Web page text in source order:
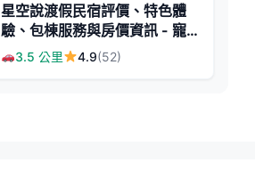
星空說渡假民宿評價、特色體
驗、包棟服務與房價資訊 - 寵
物友善與舒適大空間
3.5 公里 4.9(52)